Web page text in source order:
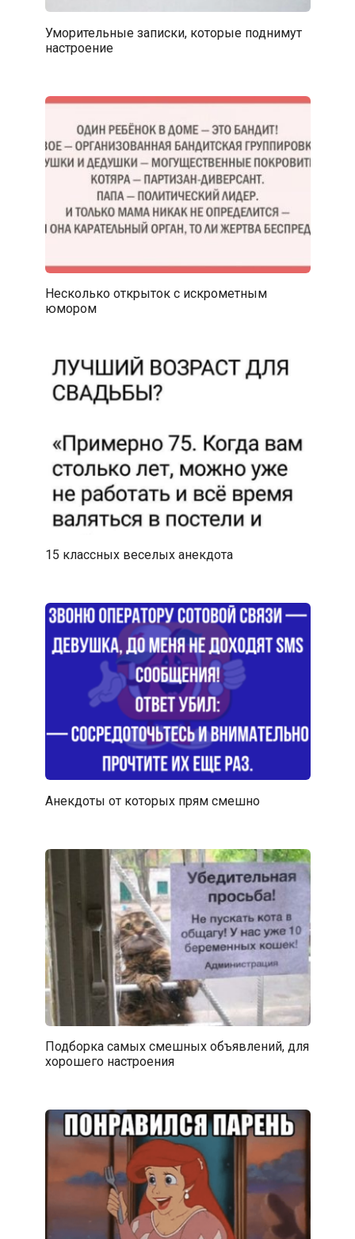
Уморительные записки, которые поднимут
настроение
Несколько открыток с искрометным
юмором
15 классных веселых анекдота
Анекдоты от которых прям смешно
Подборка самых смешных объявлений, для
хорошего настроения